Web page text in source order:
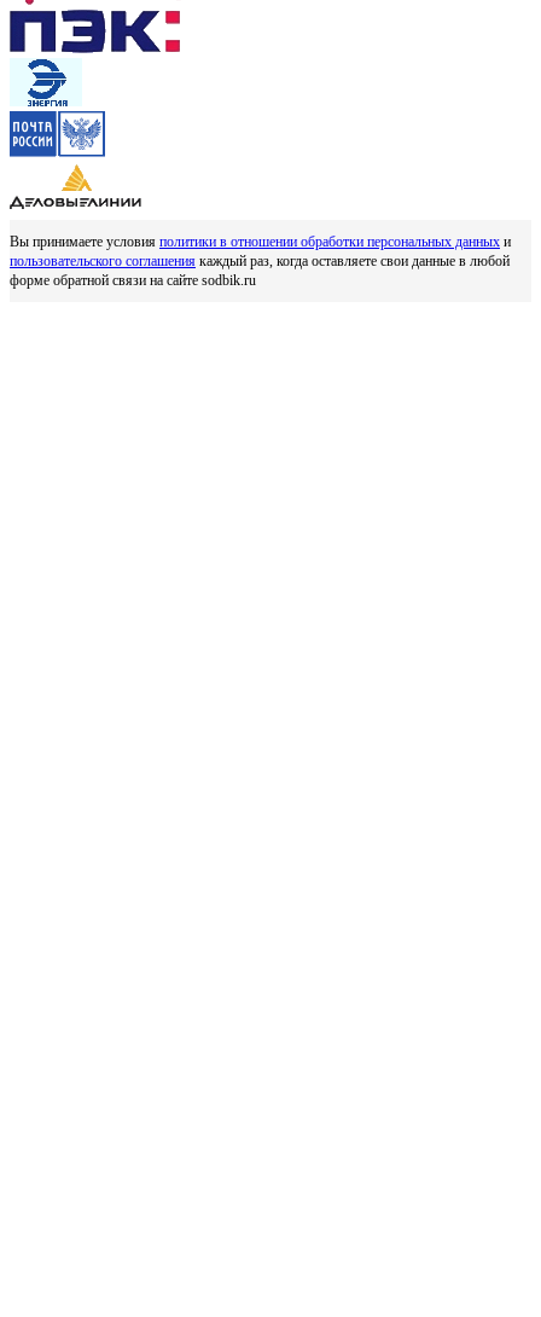
Вы принимаете условия политики в отношении обработки персональных данных и
пользовательского соглашения каждый раз, когда оставляете свои данные в любой
форме обратной связи на сайте sodbik.ru